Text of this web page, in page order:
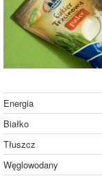
Energia
Białko
Tłuszcz
Węglowodany